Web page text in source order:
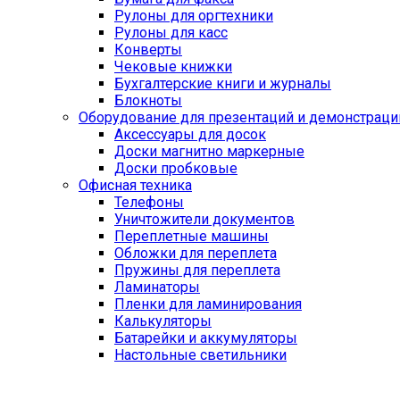
Рулоны для оргтехники
Рулоны для касс
Конверты
Чековые книжки
Бухгалтерские книги и журналы
Блокноты
Оборудование для презентаций и
Аксессуары для досок
Доски магнитно маркерные
Доски пробковые
Офисная техника
Телефоны
Уничтожители документов
Переплетные машины
Обложки для переплета
Пружины для переплета
Ламинаторы
Пленки для ламинирования
Калькуляторы
Батарейки и аккумуляторы
Настольные светильники